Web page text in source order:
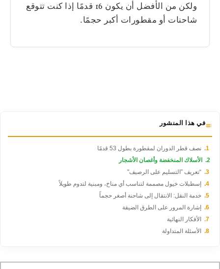
ولكن من الأفضل أن يكون 16 قدمًا إذا كنت تتوقع
شاحنات أو مقطورات أكبر حجمًا.
في هذا المنشور
نصف قطر الدوران لمقطورة بطول 53 قدمًا
الأسلاك المنخفضة وأغصان الأشجار
“تعريف ”التسليم على الرصيف"
إسطبلات خيول مصممة لتناسب أي مناخ، ومبنية لتدوم طويلاً
خدمة النقل: الانتقال إلى شاحنة أصغر حجماً
إشارة المرور على الطرق الضيقة
الأفكار النهائية
الأسئلة المتداولة